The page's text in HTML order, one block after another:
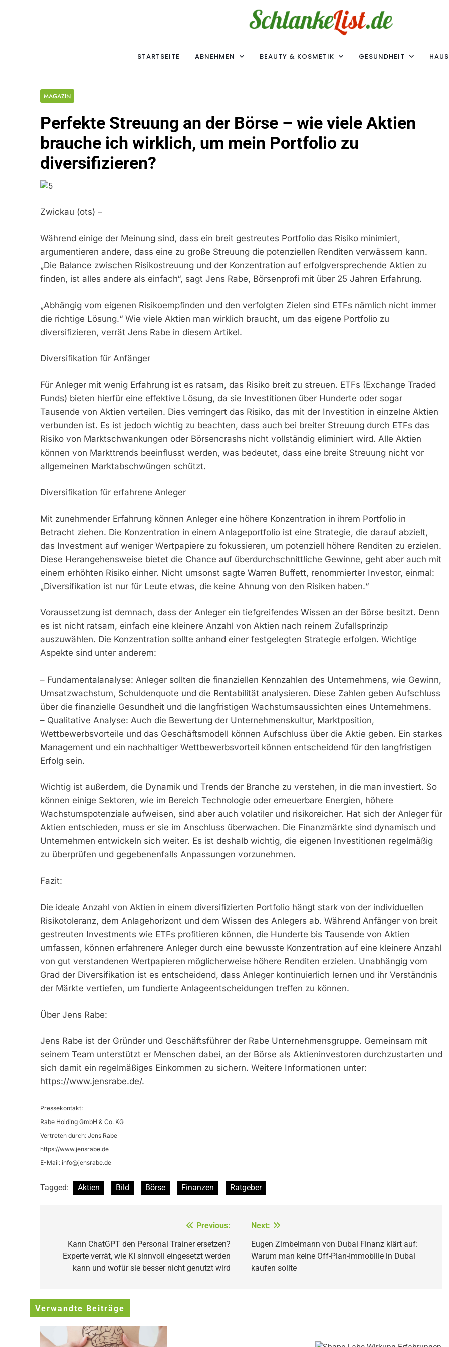
Schlanke-List.de
MAGERSUCHT. BULIMIE. ADIPOSITAS? SIE SIND NICHT ALLEIN!
STARTSEITE
ABNEHMEN BEAUTY & KOSMETIK GESUNDHEIT
MAGAZIN
Perfekte Streuung an der Börse – wie viele Aktien
brauche ich wirklich, um mein Portfolio zu
diversifizieren?
Zwickau (ots) –
Während einige der Meinung sind, dass ein breit gestreutes Portfolio das Risiko minimiert,
argumentieren andere, dass eine zu große Streuung die potenziellen Renditen verwässern kann.
„Die Balance zwischen Risikostreuung und der Konzentration auf erfolgversprechende Aktien zu
finden, ist alles andere als einfach“, sagt Jens Rabe, Börsenprofi mit über 25 Jahren Erfahrung.
„Abhängig vom eigenen Risikoempfinden und den verfolgten Zielen sind ETFs nämlich nicht immer
die richtige Lösung.“ Wie viele Aktien man wirklich braucht, um das eigene Portfolio zu
diversifizieren, verrät Jens Rabe in diesem Artikel.
Diversifikation für Anfänger
Für Anleger mit wenig Erfahrung ist es ratsam, das Risiko breit zu streuen. ETFs (Exchange Traded
Funds) bieten hierfür eine effektive Lösung, da sie Investitionen über Hunderte oder sogar
Tausende von Aktien verteilen. Dies verringert das Risiko, das mit der Investition in einzelne Aktien
verbunden ist. Es ist jedoch wichtig zu beachten, dass auch bei breiter Streuung durch ETFs das
Risiko von Marktschwankungen oder Börsencrashs nicht vollständig eliminiert wird. Alle Aktien
können von Markttrends beeinflusst werden, was bedeutet, dass eine breite Streuung nicht vor
allgemeinen Marktabschwüngen schützt.
Diversifikation für erfahrene Anleger
Mit zunehmender Erfahrung können Anleger eine höhere Konzentration in ihrem Portfolio in
Betracht ziehen. Die Konzentration in einem Anlageportfolio ist eine Strategie, die darauf abzielt,
das Investment auf weniger Wertpapiere zu fokussieren, um potenziell höhere Renditen zu erzielen.
Diese Herangehensweise bietet die Chance auf überdurchschnittliche Gewinne, geht aber auch mit
einem erhöhten Risiko einher. Nicht umsonst sagte Warren Buffett, renommierter Investor, einmal:
„Diversifikation ist nur für Leute etwas, die keine Ahnung von den Risiken haben.“
Voraussetzung ist demnach, dass der Anleger ein tiefgreifendes Wissen an der Börse besitzt. Denn
es ist nicht ratsam, einfach eine kleinere Anzahl von Aktien nach reinem Zufallsprinzip
auszuwählen. Die Konzentration sollte anhand einer festgelegten Strategie erfolgen. Wichtige
Aspekte sind unter anderem:
– Fundamentalanalyse: Anleger sollten die finanziellen Kennzahlen des Unternehmens, wie Gewinn,
Umsatzwachstum, Schuldenquote und die Rentabilität analysieren. Diese Zahlen geben Aufschluss
über die finanzielle Gesundheit und die langfristigen Wachstumsaussichten eines Unternehmens.
– Qualitative Analyse: Auch die Bewertung der Unternehmenskultur, Marktposition,
Wettbewerbsvorteile und das Geschäftsmodell können Aufschluss über die Aktie geben. Ein starkes
Management und ein nachhaltiger Wettbewerbsvorteil können entscheidend für den langfristigen
Erfolg sein.
Wichtig ist außerdem, die Dynamik und Trends der Branche zu verstehen, in die man investiert. So
können einige Sektoren, wie im Bereich Technologie oder erneuerbare Energien, höhere
Wachstumspotenziale aufweisen, sind aber auch volatiler und risikoreicher. Hat sich der Anleger für
Aktien entschieden, muss er sie im Anschluss überwachen. Die Finanzmärkte sind dynamisch und
Unternehmen entwickeln sich weiter. Es ist deshalb wichtig, die eigenen Investitionen regelmäßig
zu überprüfen und gegebenenfalls Anpassungen vorzunehmen.
Fazit:
Die ideale Anzahl von Aktien in einem diversifizierten Portfolio hängt stark von der individuellen
Risikotoleranz, dem Anlagehorizont und dem Wissen des Anlegers ab. Während Anfänger von breit
gestreuten Investments wie ETFs profitieren können, die Hunderte bis Tausende von Aktien
umfassen, können erfahrenere Anleger durch eine bewusste Konzentration auf eine kleinere Anzahl
von gut verstandenen Wertpapieren möglicherweise höhere Renditen erzielen. Unabhängig vom
Grad der Diversifikation ist es entscheidend, dass Anleger kontinuierlich lernen und ihr Verständnis
der Märkte vertiefen, um fundierte Anlageentscheidungen treffen zu können.
Über Jens Rabe:
Jens Rabe ist der Gründer und Geschäftsführer der Rabe Unternehmensgruppe. Gemeinsam mit
seinem Team unterstützt er Menschen dabei, an der Börse als Aktieninvestoren durchzustarten und
sich damit ein regelmäßiges Einkommen zu sichern. Weitere Informationen unter:
https://www.jensrabe.de/.
Pressekontakt:
Rabe Holding GmbH & Co. KG
Vertreten durch: Jens Rabe
https://www.jensrabe.de
E-Mail: info@jensrabe.de
Tagged: Aktien Bild Börse Finanzen Ratgeber
Previous:
Kann ChatGPT den Personal Trainer ersetzen?
Experte verrät, wie KI sinnvoll eingesetzt werden
kann und wofür sie besser nicht genutzt wird
Next:
Eugen Zimbelmann von Dubai Finanz klärt auf:
Warum man keine Off-Plan-Immobilie in Dubai
kaufen sollte
Verwandte Beiträge